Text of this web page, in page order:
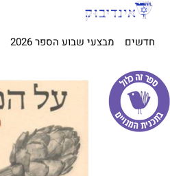
חדשים מבצעי שבוע הספר 2026